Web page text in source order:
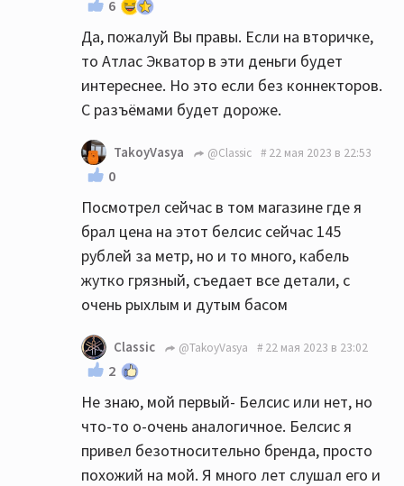
6
Да, пожалуй Вы правы. Если на вторичке,
то Атлас Экватор в эти деньги будет
интереснее. Но это если без коннекторов.
С разъёмами будет дороже.
TakoyVasya @Classic 22 мая 2023 в 22:53
0
Посмотрел сейчас в том магазине где я
брал цена на этот белсис сейчас 145
рублей за метр, но и то много, кабель
жутко грязный, съедает все детали, с
очень рыхлым и дутым басом
Classic @TakoyVasya 22 мая 2023 в 23:02
2
Не знаю, мой первый- Белсис или нет, но
что-то о-очень аналогичное. Белсис я
привел безотносительно бренда, просто
похожий на мой. Я много лет слушал его и